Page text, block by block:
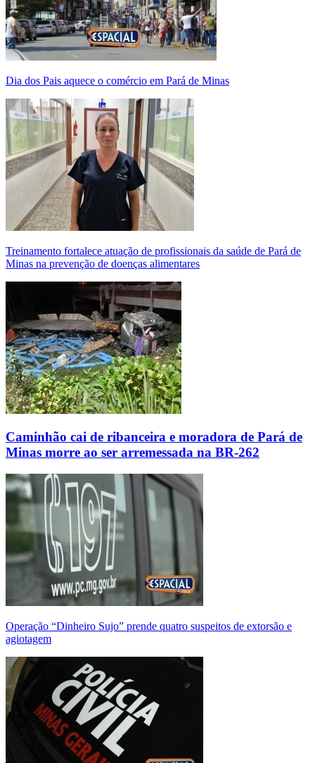
Dia dos Pais aquece o comércio em Pará de Minas
Treinamento fortalece atuação de profissionais da saúde de Pará de
Minas na prevenção de doenças alimentares
Caminhão cai de ribanceira e moradora de Pará de
Minas morre ao ser arremessada na BR-262
Operação “Dinheiro Sujo” prende quatro suspeitos de extorsão e
agiotagem